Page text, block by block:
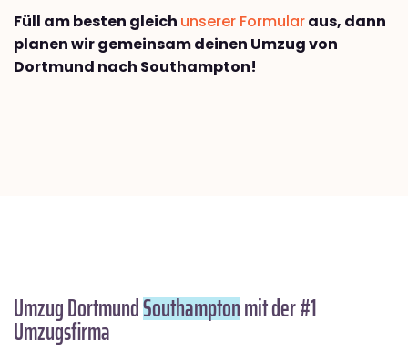
Füll am besten gleich unserer Formularaus, dann
planen wir gemeinsam deinen Umzug von
Dortmund nach Southampton!
Umzug DortmundSouthamptonmit der #1
Umzugsfirma